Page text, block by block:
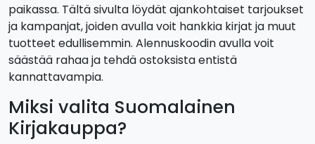
paikassa. Tältä sivulta löydät ajankohtaiset tarjoukset
ja kampanjat, joiden avulla voit hankkia kirjat ja muut
tuotteet edullisemmin. Alennuskoodin avulla voit
säästää rahaa ja tehdä ostoksista entistä
kannattavampia.
Miksi valita Suomalainen
Kirjakauppa?